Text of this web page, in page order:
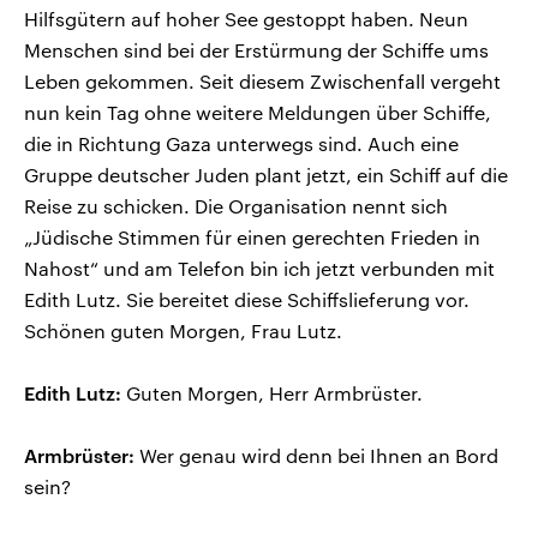
Hilfsgütern auf hoher See gestoppt haben. Neun
Menschen sind bei der Erstürmung der Schiffe ums
Leben gekommen. Seit diesem Zwischenfall vergeht
nun kein Tag ohne weitere Meldungen über Schiffe,
die in Richtung Gaza unterwegs sind. Auch eine
Gruppe deutscher Juden plant jetzt, ein Schiff auf die
Reise zu schicken. Die Organisation nennt sich
„Jüdische Stimmen für einen gerechten Frieden in
Nahost“ und am Telefon bin ich jetzt verbunden mit
Edith Lutz. Sie bereitet diese Schiffslieferung vor.
Schönen guten Morgen, Frau Lutz.
Edith Lutz: Guten Morgen, Herr Armbrüster.
Armbrüster: Wer genau wird denn bei Ihnen an Bord
sein?